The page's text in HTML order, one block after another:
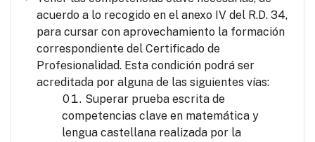
acuerdo a lo recogido en el anexo IV del R.D. 34,
para cursar con aprovechamiento la formación
correspondiente del Certificado de
Profesionalidad. Esta condición podrá ser
acreditada por alguna de las siguientes vías:
Superar prueba escrita de
competencias clave en matemática y
lengua castellana realizada por la